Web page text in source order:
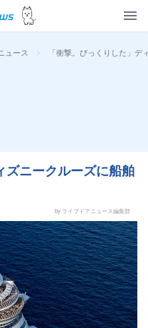
ュース > 「衝撃。びっくりした」
ズニークルーズに船舶
by ライブドアニュース編集部